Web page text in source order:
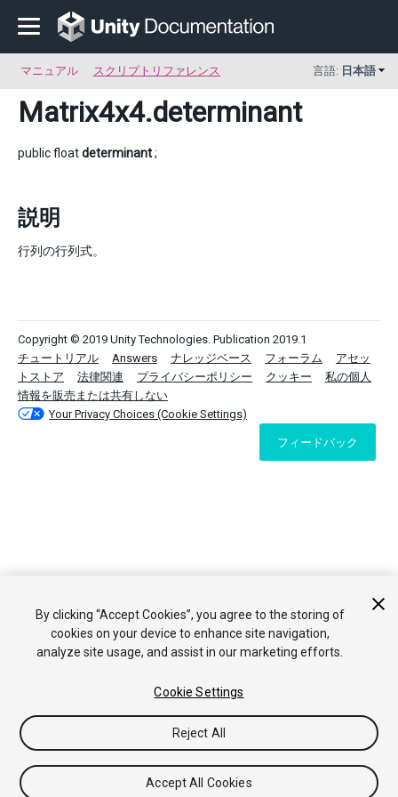
マニュアル スクリプトリファレンス 言語: 日本語
Matrix4x4.determinant
public floatdeterminant;
説明
行列の行列式。
Copyright © 2019 Unity Technologies. Publication 2019.1
チュートリアル
Answers ナレッジベース フォーラム
アセッ
トストア
法律関連 プライバシーポリシー クッキー
私の個人
情報を販売または共有しない
Your Privacy Choices (Cookie Settings)
フィードバック
By clicking “Accept Cookies”, you agree to the storing of
cookies on your device to enhance site navigation,
analyze site usage, and assist in our marketing efforts.
Cookie Settings
Reject All
Accept All Cookies